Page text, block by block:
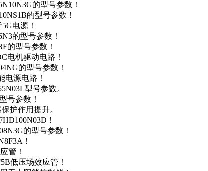
的型号参数！
的型号参数！
电源！
的型号参数！
的型号参数！
电机驱动电路！
的型号参数！
电源电路！
型号参数。
号参数！
护作用提升。
！
的型号参数！
！
管！
低压场效应管！